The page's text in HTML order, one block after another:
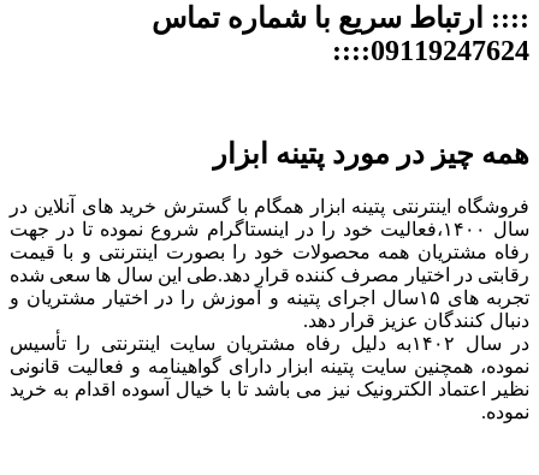
:::: ارتباط سریع با شماره تماس
09119247624::::
همه چیز در مورد پتینه ابزار
فروشگاه اینترنتی پتینه ابزار همگام با گسترش خرید های آنلاین در
سال ۱۴۰۰،فعالیت خود را در اینستاگرام شروع نموده تا در جهت
رفاه مشتریان همه محصولات خود را بصورت اینترنتی و با قیمت
رقابتی در اختیار مصرف کننده قرار دهد.طی این سال ها سعی شده
تجربه های ۱۵سال اجرای پتینه و آموزش را در اختیار مشتریان و
دنبال کنندگان عزیز قرار دهد.
در سال ۱۴۰۲به دلیل رفاه مشتریان سایت اینترنتی را تأسیس
نموده، همچنین سایت پتینه ابزار دارای گواهینامه و فعالیت قانونی
نظیر اعتماد الکترونیک نیز می باشد تا با خیال آسوده اقدام به خرید
نموده.